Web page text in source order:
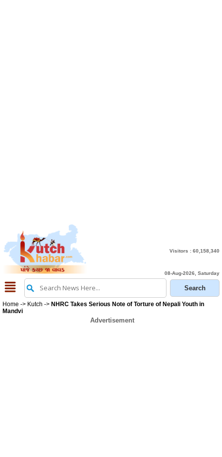
Visitors : 60,158,340
08-Aug-2026, Saturday
Home -> Kutch -> NHRC Takes Serious Note of Torture of Nepali Youth in
Mandvi
Advertisement